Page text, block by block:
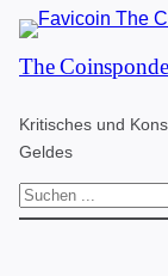
Zum
Inhalt
The
Kritisches und
Geldes
S